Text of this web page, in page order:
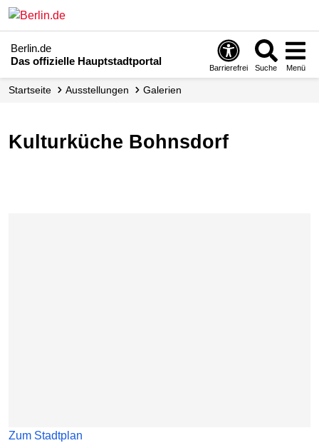
Berlin.de
Das offizielle Hauptstadtportal
Barrierefrei Suche Menü
Startseite Ausstellungen Galerien
Kulturküche Bohnsdorf
Zum Stadtplan